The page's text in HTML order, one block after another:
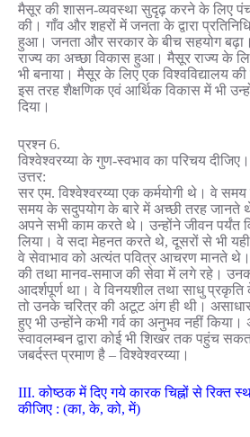
मैसूर की शासन-व्यवस्था सुदृढ़ करने के लिए
की। गाँव और शहरों में जनता के द्वारा
हुआ। जनता और सरकार के बीच सहयोग
राज्य का अच्छा विकास हुआ। मैसूर राज्य के
भी बनाया। मैसूर के लिए एक विश्वविद्यालय की
इस तरह शैक्षणिक एवं आर्थिक विकास में भी
दिया।
प्रश्न 6.
विश्वेश्वरय्या के गुण-स्वभाव का परिचय दीजिए।
उत्तर:
सर एम. विश्वेश्वरय्या एक कर्मयोगी थे। वे
समय के सदुपयोग के बारे में अच्छी तरह जानते
अपने सभी काम करते थे। उन्होंने जीवन पर्यंत
लिया। वे सदा मेहनत करते थे, दूसरों से भी
वे सेवाभाव को अत्यंत पवित्र आचरण मानते थे।
की तथा मानव-समाज की सेवा में लगे रहे।
आदर्शपूर्ण था। वे विनयशील तथा साधु प्रकृति
तो उनके चरित्र की अटूट अंग ही थी।
हुए भी उन्होंने कभी गर्व का अनुभव नहीं
स्वावलम्बन द्वारा कोई भी शिखर तक पहुंच
जबर्दस्त प्रमाण है – विश्वेश्वरय्या।
III. कोष्ठक में दिए गये कारक चिह्नों से रिक्त
कीजिए : (का, के, को, में)